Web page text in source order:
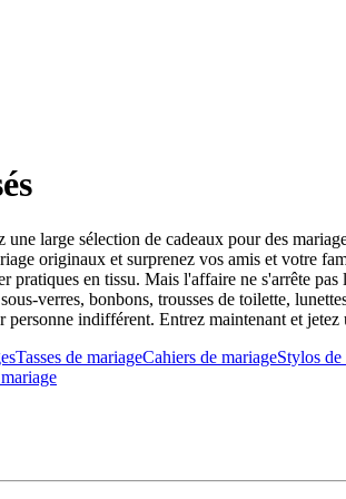
large sélection de cadeaux pour des
originaux et surprenez vos amis et votre
pratiques en tissu. Mais l'affaire ne s'arrête
verres, bonbons, trousses de toilette,
indifférent. Entrez maintenant et
Tasses de mariageCahiers de mariageStylos de